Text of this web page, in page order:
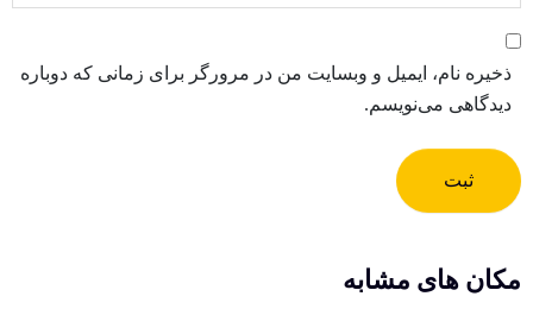
*
ذخیره نام، ایمیل و وبسایت من در مرورگر برای زمانی که دوباره
دیدگاهی می‌نویسم.
ثبت
مکان های مشابه